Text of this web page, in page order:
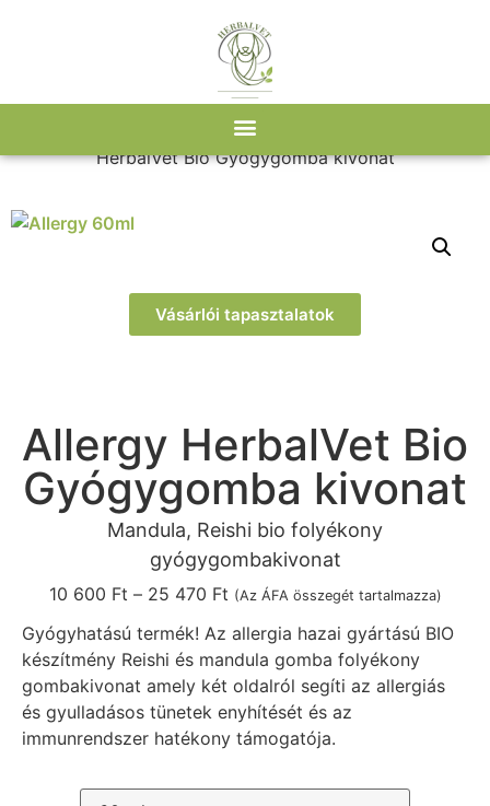
/Gyógygombák
HerbalVet Bio Gyógygomba kivonat
Vásárlói tapasztalatok
Allergy HerbalVet Bio
Gyógygomba kivonat
Mandula, Reishi bio folyékony
gyógygombakivonat
10 600 Ft – 25 470 Ft (Az ÁFA összegét tartalmazza)
Gyógyhatású termék! Az allergia hazai gyártású BIO
készítmény Reishi és mandula gomba folyékony
gombakivonat amely két oldalról segíti az allergiás
és gyulladásos tünetek enyhítését és az
immunrendszer hatékony támogatója.